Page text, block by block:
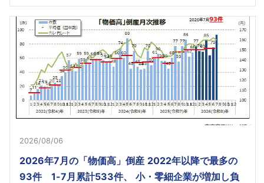
2026/08/06
2026年7月の「物価高」倒産 2022年以降で最多の
93件 1-7月累計533件、 小・零細企業が増加し負